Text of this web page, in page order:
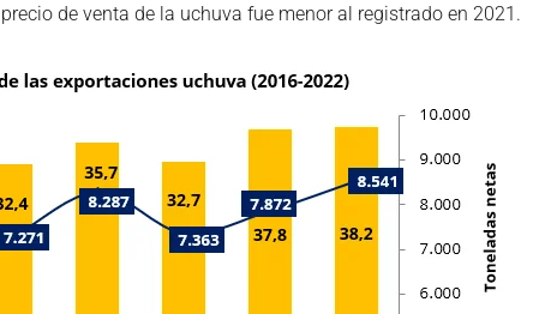
de venta de la uchuva fue menor al registrado en 2021.